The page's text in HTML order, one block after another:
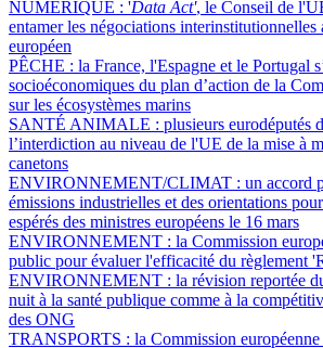
NUMÉRIQUE : 'Data Act', le Conseil de
entamer les négociations interinstitutionnelles
européen
PÊCHE : la France, l'Espagne et le Portugal
socioéconomiques du plan d’action de la
sur les écosystèmes marins
SANTÉ ANIMALE : plusieurs eurodéputés
l’interdiction au niveau de l'UE de la mise à
canetons
ENVIRONNEMENT/CLIMAT : un accord
émissions industrielles et des orientations
espérés des ministres européens le 16 mars
ENVIRONNEMENT : la Commission
public pour évaluer l'efficacité du règlement
ENVIRONNEMENT : la révision reportée
nuit à la santé publique comme à la
des ONG
TRANSPORTS : la Commission